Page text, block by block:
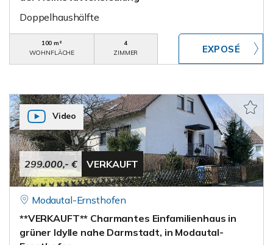
Doppelhaushälfte
100 m²
WOHNFLÄCHE
4
ZIMMER
299.000,- € VERKAUFT
Video
Modautal-Ernsthofen
**VERKAUFT** Charmantes Einfamilienhaus in
grüner Idylle nahe Darmstadt, in Modautal-